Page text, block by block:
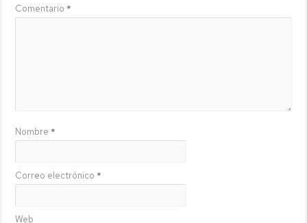
Comentario *
Nombre *
Correo electrónico *
Web